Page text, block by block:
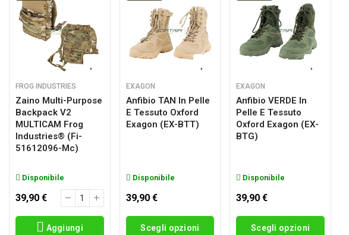
FROG INDUSTRIES
Zaino Multi-Purpose
Backpack V2
MULTICAM Frog
Industries® (fi-
51612096-Mc)
Disponibile
39,90 €
Aggiungi
EXAGON
Anfibio TAN In Pelle
E Tessuto Oxford
Exagon (EX-BTT)
Disponibile
39,90 €
Scegli opzioni
EXAGON
Anfibio VERDE In
Pelle E Tessuto
Oxford Exagon (EX-
BTG)
Disponibile
39,90 €
Scegli opzioni